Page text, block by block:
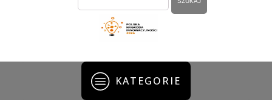
KATEGORIE